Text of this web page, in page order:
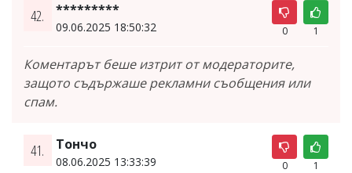
42. *********
09.06.2025 18:50:32 0 1
Коментарът беше изтрит от модераторите,
защото съдържаше рекламни съобщения или
спам.
41. Тончо
08.06.2025 13:33:39 0 1